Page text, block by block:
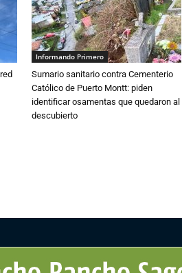
Informando Primero
Sumario sanitario contra Cementerio
Católico de Puerto Montt: piden
identificar osamentas que quedaron al
descubierto